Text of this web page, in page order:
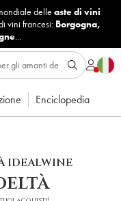
delle aste di vini
vini francesi: Borgogna,
...
Enciclopedia
IDEALWINE